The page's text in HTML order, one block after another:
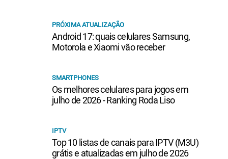
PRÓXIMA ATUALIZAÇÃO
Android 17: quais celulares Samsung,
Motorola e Xiaomi vão receber
SMARTPHONES
Os melhores celulares para jogos em
julho de 2026 - Ranking Roda Liso
IPTV
Top 10 listas de canais para IPTV (M3U)
grátis e atualizadas em julho de 2026